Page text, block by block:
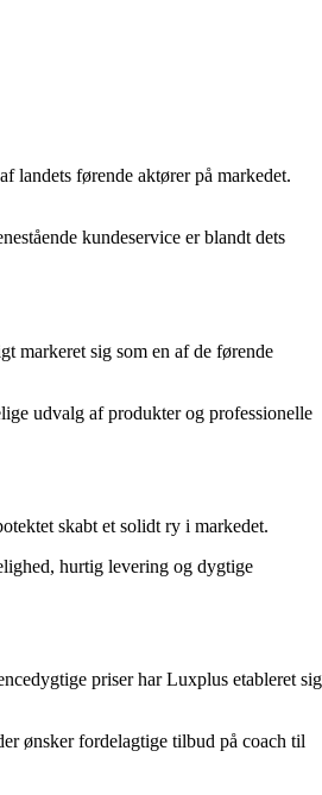
landets førende aktører på markedet.
kundeservice er blandt dets
markeret sig som en af de førende
udvalg af produkter og professionelle
skabt et solidt ry i markedet.
hurtig levering og dygtige
priser har Luxplus etableret sig
ønsker fordelagtige tilbud på coach til